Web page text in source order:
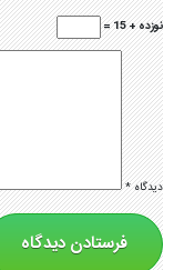
نوزده + 15 =
دیدگاه*